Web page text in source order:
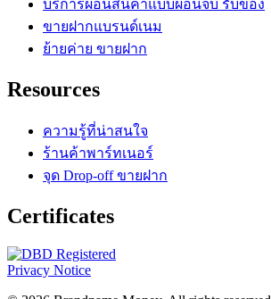
บริการผ่อนสินค้าแบบผ่อนจบ รับของ
ขายฝากแบรนด์เนม
ย้ายค่าย ขายฝาก
Resources
ความรู้ที่น่าสนใจ
ร้านค้าพาร์ทเนอร์
จุด Drop-off ขายฝาก
Certificates
Privacy Notice